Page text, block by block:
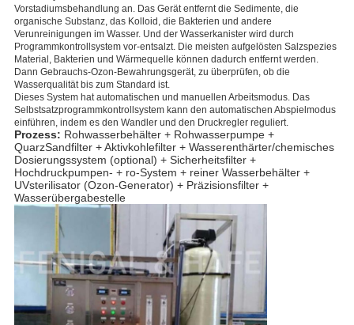
Vorstadiumsbehandlung an. Das Gerät entfernt die Sedimente, die
organische Substanz, das Kolloid, die Bakterien und andere
Verunreinigungen im Wasser. Und der Wasserkanister wird durch
Programmkontrollsystem vor-entsalzt. Die meisten aufgelösten Salzspezies
Material, Bakterien und Wärmequelle können dadurch entfernt werden.
Dann Gebrauchs-Ozon-Bewahrungsgerät, zu überprüfen, ob die
Wasserqualität bis zum Standard ist.
Dieses System hat automatischen und manuellen Arbeitsmodus. Das
Selbstsatzprogrammkontrollsystem kann den automatischen Abspielmodus
einführen, indem es den Wandler und den Druckregler reguliert.
Prozess: Rohwasserbehälter + Rohwasserpumpe +
QuarzSandfilter + Aktivkohlefilter + Wasserenthärter/chemisches
Dosierungssystem (optional) + Sicherheitsfilter +
Hochdruckpumpen- + ro-System + reiner Wasserbehälter +
UVsterilisator (Ozon-Generator) + Präzisionsfilter +
Wasserübergabestelle